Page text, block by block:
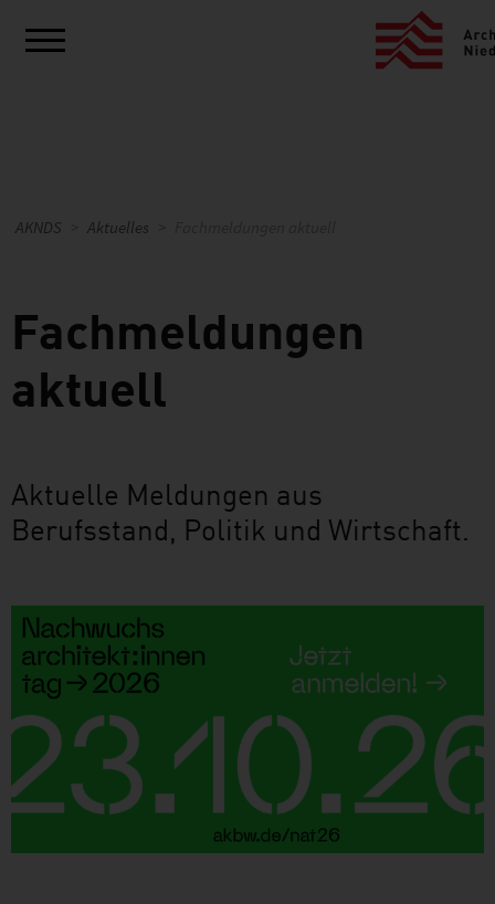
AKNDS Aktuelles
Fachmeldungen
aktuell
Aktuelle Meldungen aus
Berufsstand, Politik und Wirtschaft.